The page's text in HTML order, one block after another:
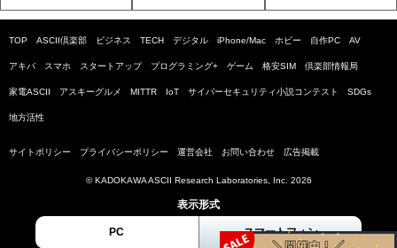
TOP ASCII倶楽部 ビジネス TECH デジタル iPhone/Mac ホビー 自作PC AV
アキバ スマホ スタートアップ プログラミング+ ゲーム 格安SIM 倶楽部情報局
家電ASCII アスキーグルメ MITTR IoT サイバーセキュリティ小説コンテスト SDGs
地方活性
サイトポリシー プライバシーポリシー 運営会社 お問い合わせ 広告掲載
© KADOKAWA ASCII Research Laboratories, Inc. 2026
表示形式
PC スマートフォン